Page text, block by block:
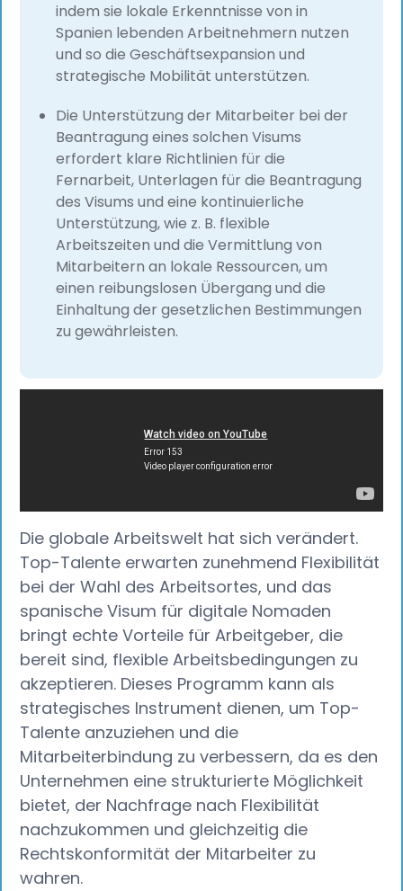
indem sie lokale Erkenntnisse von in
Spanien lebenden Arbeitnehmern nutzen
und so die Geschäftsexpansion und
strategische Mobilität unterstützen.
Die Unterstützung der Mitarbeiter bei der
Beantragung eines solchen Visums
erfordert klare Richtlinien für die
Fernarbeit, Unterlagen für die Beantragung
des Visums und eine kontinuierliche
Unterstützung, wie z. B. flexible
Arbeitszeiten und die Vermittlung von
Mitarbeitern an lokale Ressourcen, um
einen reibungslosen Übergang und die
Einhaltung der gesetzlichen Bestimmungen
zu gewährleisten.
Die globale Arbeitswelt hat sich verändert.
Top-Talente erwarten zunehmend Flexibilität
bei der Wahl des Arbeitsortes, und das
spanische Visum für digitale Nomaden
bringt echte Vorteile für Arbeitgeber, die
bereit sind, flexible Arbeitsbedingungen zu
akzeptieren. Dieses Programm kann als
strategisches Instrument dienen, um Top-
Talente anzuziehen und die
Mitarbeiterbindung zu verbessern, da es den
Unternehmen eine strukturierte Möglichkeit
bietet, der Nachfrage nach Flexibilität
nachzukommen und gleichzeitig die
Rechtskonformität der Mitarbeiter zu
wahren.